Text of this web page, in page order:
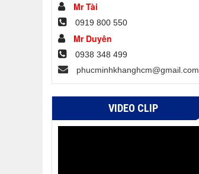
Mr Tài
0919 800 550
Mr Duyên
0938 348 499
phucminhkhanghcm@gmail.com
VIDEO CLIP